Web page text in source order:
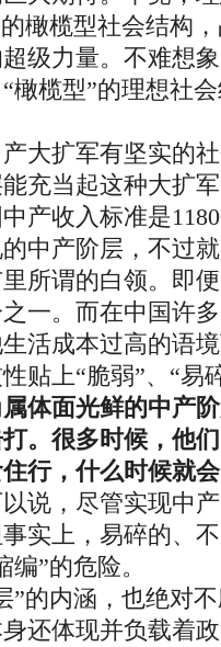
橄榄型社会结构
级力量。不难想
橄榄型”的理想社
扩军有坚实的社
充当起这种大扩
收入标准是
中产阶层，不过
所谓的白领。即
一。而在中国许
活成本过高的语
贴上“脆弱”、“易
体面光鲜的中产
。很多时候，他
行，什么时候就
说，尽管实现中
实上，易碎的、
”的危险。
内涵，也绝对不
还体现并负载着